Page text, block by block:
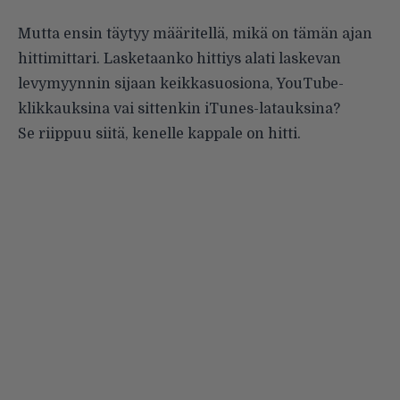
Mutta ensin täytyy määritellä, mikä on tämän ajan
hittimittari. Lasketaanko hittiys alati laskevan
levymyynnin sijaan keikkasuosiona, YouTube-
klikkauksina vai sittenkin iTunes-latauksina?
Se riippuu siitä, kenelle kappale on hitti.